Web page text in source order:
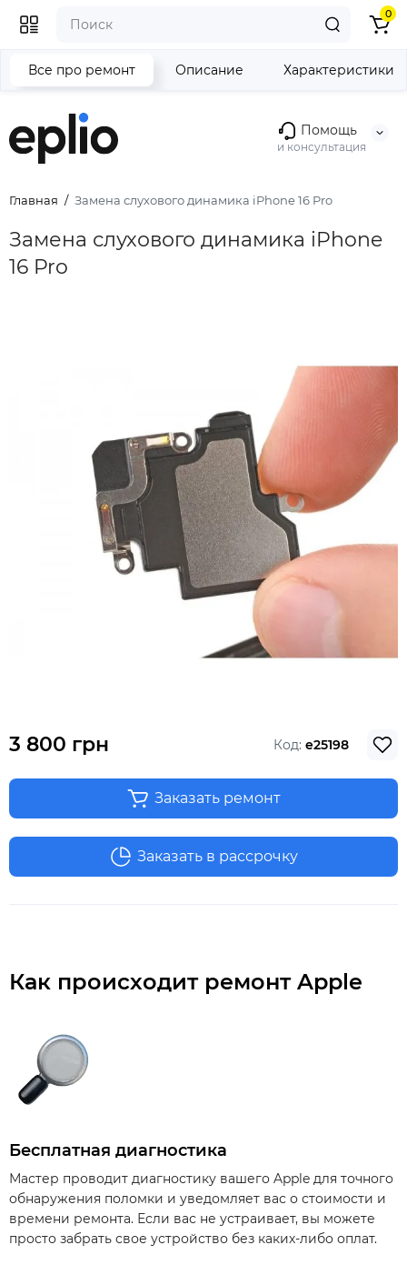
Помощь
и консультация
0
Главная Замена слухового динамика iPhone 16 Pro
Замена слухового динамика iPhone
16 Pro
Все про ремонт Описание Характеристики
3 800 грн Код: e25198
Заказать ремонт
Заказать в рассрочку
Как происходит ремонт Apple
Бесплатная диагностика
Мастер проводит диагностику вашего Apple для точного
обнаружения поломки и уведомляет вас о стоимости и
времени ремонта. Если вас не устраивает, вы можете
просто забрать свое устройство без каких-либо оплат.